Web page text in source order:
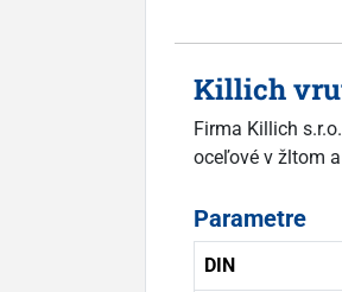
Killich
Firma Killich
oceľové v žltom
Parametre
DIN